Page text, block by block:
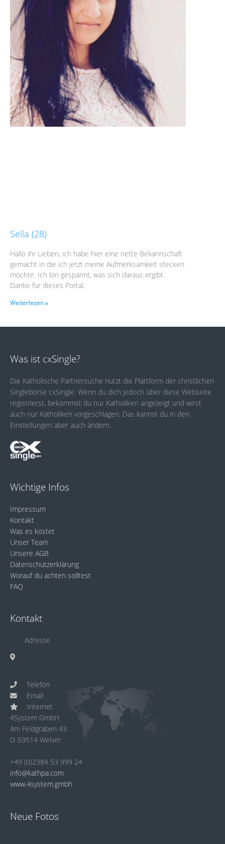
Sella (28)
Hallo ihr Lieben, ich habe hier eine nette Bekannschaft
gemacht in die ich jetzt meine Aufmerksamkeit stecken
möchte. Ich bin gespannt, was sich daraus ergibt.
Danke für dieses Portal.
Weiterlesen »
Was ist cxSingle?
Die Katholische Partnersuche nutzt die Plattform der christlichen
Singlebörse cxSingle. Wenn du dich jedoch über diese Webseite
registrierst, bekommst du nur Katholiken angezeigt und wirst
auch nur Katholiken vorgeschlagen. Das kannst du in den
Einstellungen aber auch ändern.
Wichtige Infos
Impressum
Kontakt
Was es kostet
Unser Team
Unsere AGB
Datenschutzerklärung
Worauf du achten solltest
FAQ
Kontakt
Adresse
Telefon
Email
Internet
4System GmbH
Am Feldgraben 43
D-59514 Welver
+49 (0)2384 53 999 24
info@kathpa.com
www.4system.gmbh
Neue Fotos